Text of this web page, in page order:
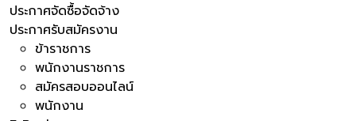
ประกาศจัดซื้อจัดจ้าง
ประกาศรับสมัครงาน
ข้าราชการ
พนักงานราชการ
สมัครสอบออนไลน์
พนักงาน